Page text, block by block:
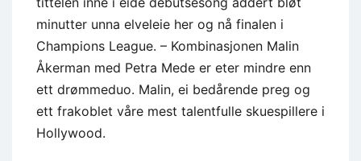
minutter unna elveleie her og nå finalen i
Champions League. – Kombinasjonen Malin
Åkerman med Petra Mede er eter mindre enn
ett drømmeduo. Malin, ei bedårende preg og
ett frakoblet våre mest talentfulle skuespillere i
Hollywood.